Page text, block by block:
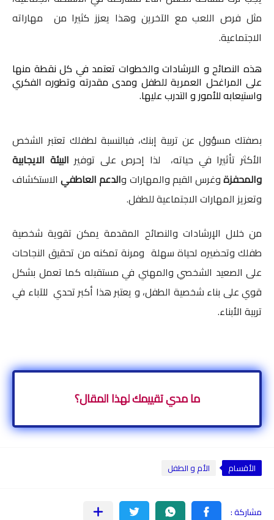
مثل فرص اللعب مع الآخرين وهذا يعزز كثيرا من مهاراته
الاجتماعية.
واستيعابه للأمور و التدرب عليها.
بصفتك مسؤول عن تربية إبنك، فبالنسبة لطفلك تعتبر الشخص
الأكثر تأثيرا في حياته، لذا إحرص على توفير البيئة الايجابية
والمحفزةوغرس القيم والمهارات والدعم العاطفيالاستكشاف
وتعزيز المهارات الاجتماعية للطفل.
من خلال الإرشادات والنصائح المقدمة يمكن تقوية شخصية
طفلك وتحضيره لحياة سهلة ومرنة تمكنه من تحقيق النجاحات
على الصعيد الشخصي والمهني في مستقبله كما تعمل بشكل
قوي على بناء شخصية الطفل، و يعتبر هذا أكبر تحدي للآباء في
تربية الأبناء.
ما مدي تقييمك لهذا المقال؟
الأقسام الأم و الطفل